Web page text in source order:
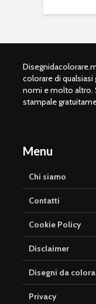
colorare di
nomi e molto altro.
stampale
Menu
Chi siamo
Contatti
Cookie Policy
Disclaimer
Disegni da
Privacy